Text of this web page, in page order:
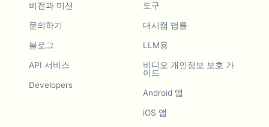
비전과 미션
문의하기
블로그
API 서비스
Developers
도구
대시캠 법률
LLM용
비디오 개인정보 보호 가
이드
Android 앱
iOS 앱